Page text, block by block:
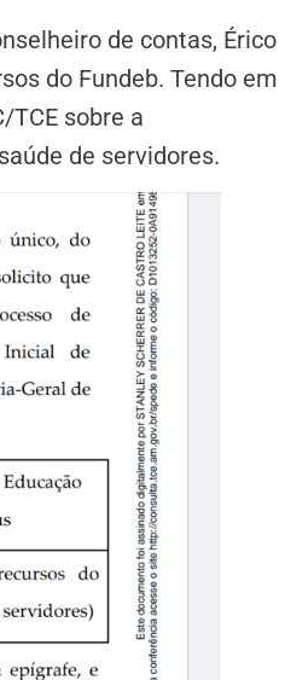
de contas, Érico
do Fundeb. Tendo em
TCE sobre a
de servidores.